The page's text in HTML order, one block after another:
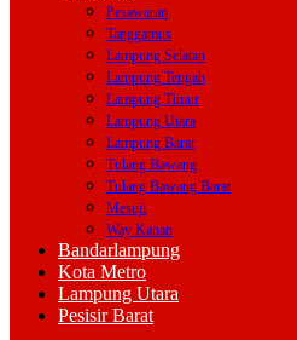
Pesawaran
Tanggamus
Lampung Selatan
Lampung Tengah
Lampung Timur
Lampung Utara
Lampung Barat
Tulang Bawang
Tulang Bawang Barat
Mesuji
Way Kanan
Bandarlampung
Kota Metro
Lampung Utara
Pesisir Barat